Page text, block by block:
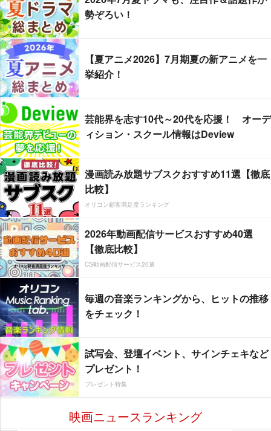
勢ぞろい！
【夏アニメ2026】7月期夏の新アニメを一
挙紹介！
芸能界を志す10代～20代を応援！ オーデ
ィション・スクール情報はDeview
漫画読み放題サブスクおすすめ11選【徹底
比較】
オリコン顧客満足度ランキング
2026年動画配信サービスおすすめ40選
【徹底比較】
CS動画配信サービス20選
毎週の音楽ランキングから、ヒットの推移
をチェック！
試写会、登壇イベント、サインチェキなど
プレゼント！
プレゼント特集
映画ニュースランキング